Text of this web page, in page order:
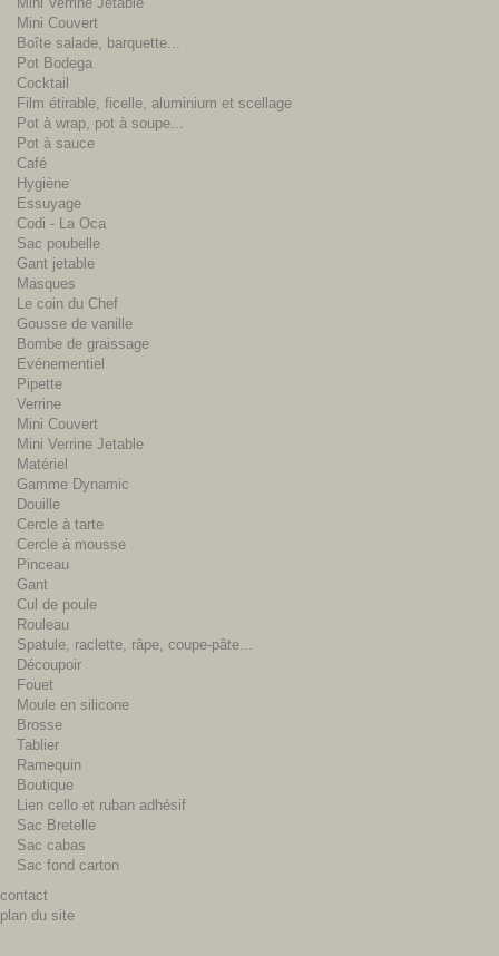
Mini Couvert
Boîte salade, barquette...
Pot Bodega
Cocktail
Film étirable, ficelle, aluminium et scellage
Pot à wrap, pot à soupe...
Pot à sauce
Café
Hygiène
Essuyage
Codi - La Oca
Sac poubelle
Gant jetable
Masques
Le coin du Chef
Gousse de vanille
Bombe de graissage
Evénementiel
Pipette
Verrine
Mini Couvert
Mini Verrine Jetable
Matériel
Gamme Dynamic
Douille
Cercle à tarte
Cercle à mousse
Pinceau
Gant
Cul de poule
Rouleau
Spatule, raclette, râpe, coupe-pâte...
Découpoir
Fouet
Moule en silicone
Brosse
Tablier
Ramequin
Boutique
Lien cello et ruban adhésif
Sac Bretelle
Sac cabas
Sac fond carton
contact
plan du site